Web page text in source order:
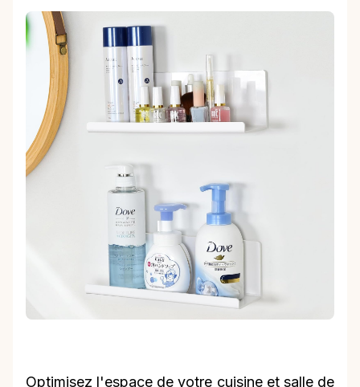
Optimisez l'espace de votre cuisine et salle de